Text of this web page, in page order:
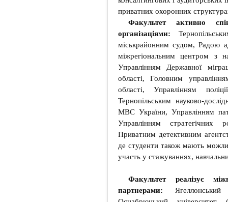
приватних охоронних
Факультет активно
організаціями:
міськрайонним судом, Радою
міжрегіональним центром з
Управлінням Державної
області, Головним
області, Управлінням
Тернопільським науково-
МВС України, Управлінням
Управлінням стратегічних
Приватним детективним
де студенти також мають
участь у стажуваннях,
Факультет реалізує
партнерами: